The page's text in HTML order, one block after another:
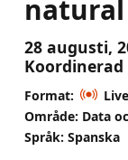
natural
28 augusti,
Format:
Område: Data
Språk: Spanska